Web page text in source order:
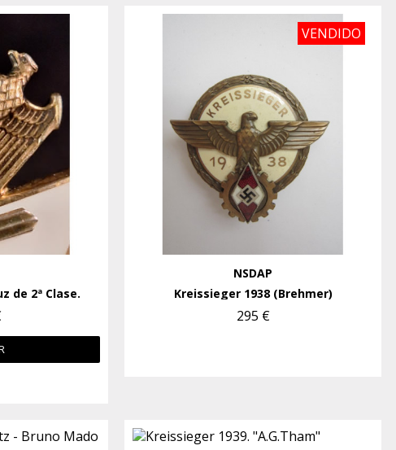
de 2ª Clase.
VENDIDO
NSDAP
Kreissieger 1938 (Brehmer)
295 €